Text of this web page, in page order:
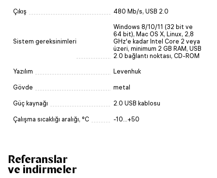
Çıkış 480 Mb/s, USB 2.0
Sistem gereksinimleri
Windows 8/10/11 (32 bit ve
64 bit), Mac OS X, Linux, 2,8
GHz'e kadar Intel Core 2 veya
üzeri, minimum 2 GB RAM, USB
2.0 bağlantı noktası, CD-ROM
Yazılım Levenhuk
Gövde metal
Güç kaynağı 2.0 USB kablosu
Çalışma sıcaklığı aralığı, °C -10...+50
Referanslar
ve indirmeler